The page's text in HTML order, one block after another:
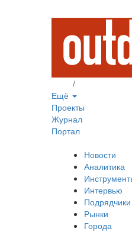
/
Ещё
Проекты
Журнал
Портал
Новости
Аналитика
Интервью
Подрядчики
Рынки
Города